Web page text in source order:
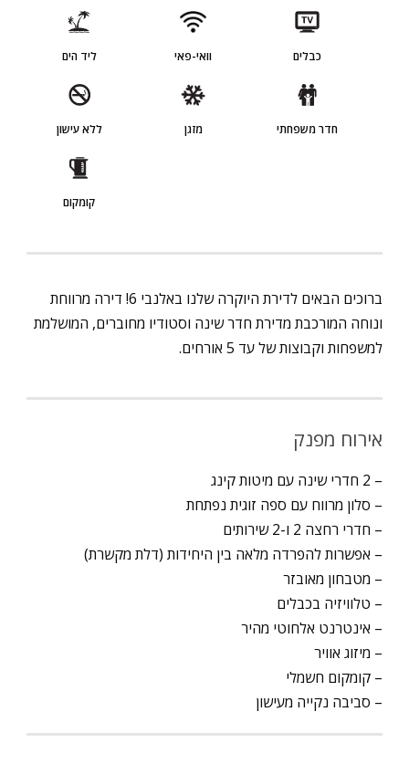
ליד הים וואי-פאי כבלים
ללא עישון מזגן חדר משפחתי
קומקום
ברוכים הבאים לדירת היוקרה שלנו באלנבי 6! דירה מרווחת
ונוחה המורכבת מדירת חדר שינה וסטודיו מחוברים, המושלמת
למשפחות וקבוצות של עד 5 אורחים.
אירוח מפנק
– 2 חדרי שינה עם מיטות קינג
– סלון מרווח עם ספה זוגית נפתחת
– חדרי רחצה 2 ו-2 שירותים
– אפשרות להפרדה מלאה בין היחידות (דלת מקשרת)
– מטבחון מאובזר
– טלוויזיה בכבלים
– אינטרנט אלחוטי מהיר
– מיזוג אוויר
– קומקום חשמלי
– סביבה נקייה מעישון